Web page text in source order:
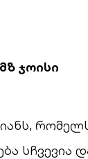
ჯოისი
სჩვევია